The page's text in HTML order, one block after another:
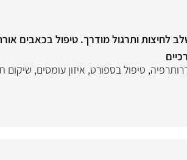
לחיצות ותרגול מודרך. טיפול בכאבים
, טיפול בספורט, איזון עומסים, שיקום